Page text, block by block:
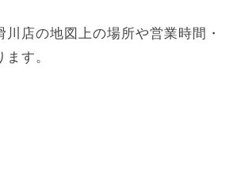
店の地図上の場所や営業時間・
す。